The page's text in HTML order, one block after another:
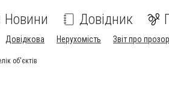
Новини Довідник
Довідкова Нерухомість Звіт про
об'єктів